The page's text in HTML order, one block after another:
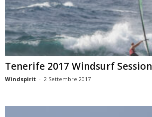
Tenerife 2017 Windsurf Session
Windspirit - 2 Settembre 2017